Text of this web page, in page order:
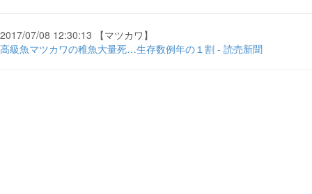
2017/07/08 12:30:13 【マツカワ】
高級魚マツカワの稚魚大量死…生存数例年の１割 - 読売新聞